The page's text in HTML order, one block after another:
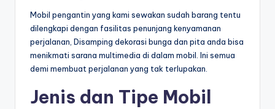
Mobil pengantin yang kami sewakan sudah barang tentu
dilengkapi dengan fasilitas penunjang kenyamanan
perjalanan, Disamping dekorasi bunga dan pita anda bisa
menikmati sarana multimedia di dalam mobil. Ini semua
demi membuat perjalanan yang tak terlupakan.
Jenis dan Tipe Mobil